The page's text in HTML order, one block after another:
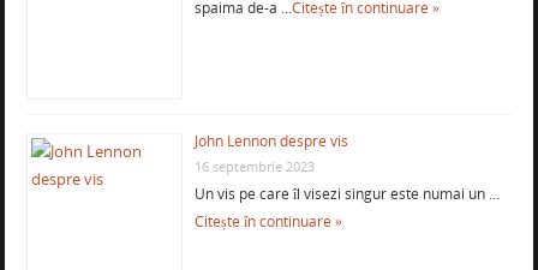
spaima de-a …Citește în continuare »
John Lennon despre vis
16 septembrie 2023
Un vis pe care îl visezi singur este numai un …
Citește în continuare »